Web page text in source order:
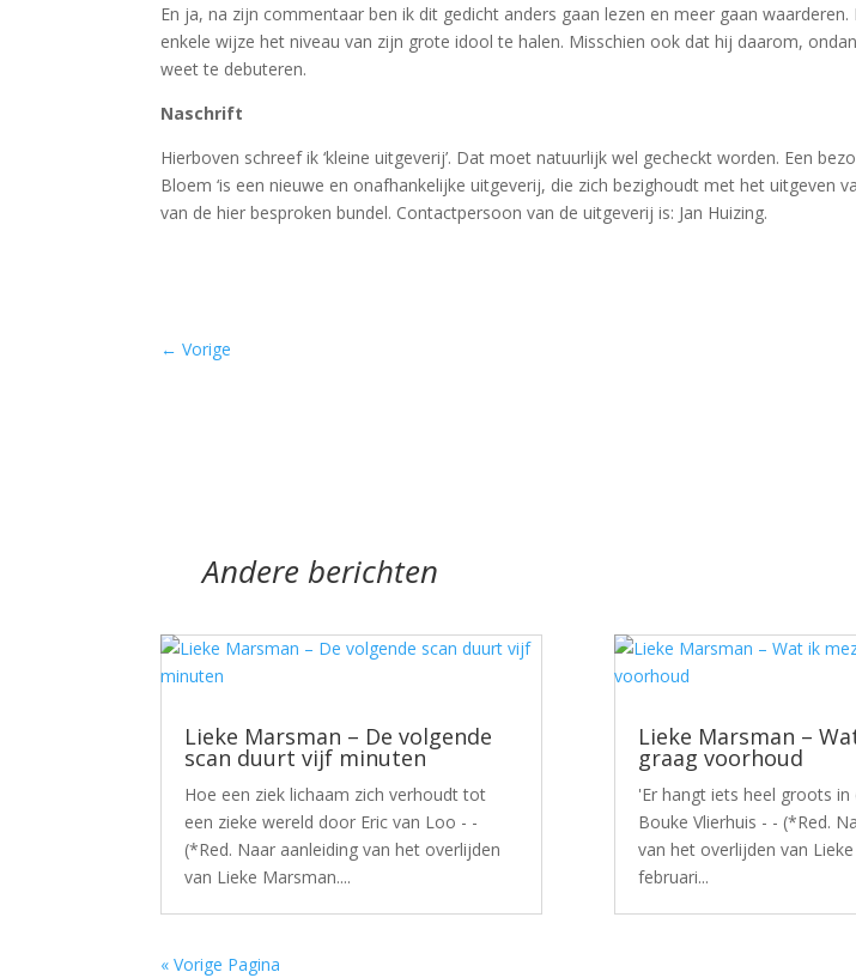
En ja, na zijn commentaar ben ik dit gedicht anders gaan lezen en meer gaan
enkele wijze het niveau van zijn grote idool te halen. Misschien ook dat hij daarom,
weet te debuteren.
Naschrift
Hierboven schreef ik ‘kleine uitgeverij’. Dat moet natuurlijk wel gecheckt worden. Een
Bloem ‘is een nieuwe en onafhankelijke uitgeverij, die zich bezighoudt met het uitgeven
van de hier besproken bundel. Contactpersoon van de uitgeverij is: Jan Huizing.
←Vorige
Andere berichten
Lieke Marsman – De volgende
scan duurt vijf minuten
Hoe een ziek lichaam zich verhoudt tot
een zieke wereld door Eric van Loo - -
(*Red. Naar aanleiding van het overlijden
van Lieke Marsman....
Lieke Marsman –
graag voorhoud
'Er hangt iets heel groots
Bouke Vlierhuis - - (*Red.
van het overlijden van
februari...
« Vorige Pagina